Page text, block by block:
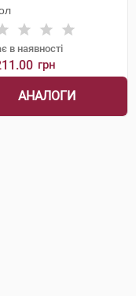
в наявності
грн
АНАЛОГИ